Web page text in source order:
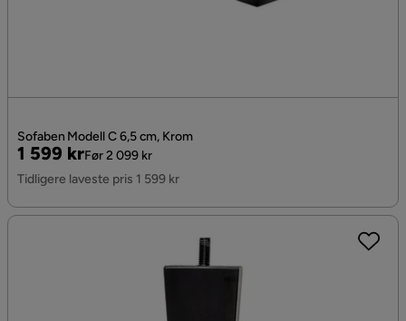
Sofaben Modell C 6,5 cm, Krom
Pris
1 599 kr
Original
Pris
Før 2 099 kr
Tidligere laveste pris 1 599 kr